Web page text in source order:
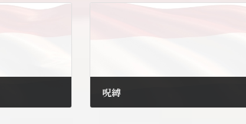
呪縛